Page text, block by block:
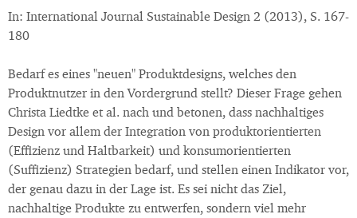
In: International Journal Sustainable Design 2 (2013), S. 167-
180
Bedarf es eines "neuen" Produktdesigns, welches den
Produktnutzer in den Vordergrund stellt? Dieser Frage gehen
Christa Liedtke et al. nach und betonen, dass nachhaltiges
Design vor allem der Integration von produktorientierten
(Effizienz und Haltbarkeit) und konsumorientierten
(Suffizienz) Strategien bedarf, und stellen einen Indikator vor,
der genau dazu in der Lage ist. Es sei nicht das Ziel,
nachhaltige Produkte zu entwerfen, sondern viel mehr